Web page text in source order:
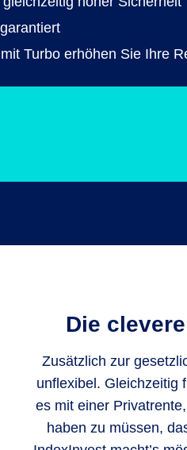
Turbo erhöhen Sie Ihre
Die
Zusätzlich zur
unflexibel. Gleichzeitig
es mit einer
haben zu müssen,